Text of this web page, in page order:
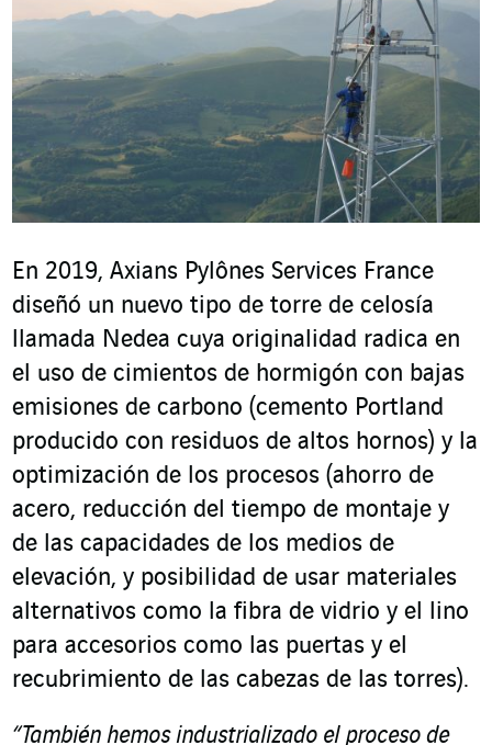
En 2019, Axians Pylônes Services France
diseñó un nuevo tipo de torre de celosía
llamada Nedea cuya originalidad radica en
el uso de cimientos de hormigón con bajas
emisiones de carbono (cemento Portland
producido con residuos de altos hornos) y la
optimización de los procesos (ahorro de
acero, reducción del tiempo de montaje y
de las capacidades de los medios de
elevación, y posibilidad de usar materiales
alternativos como la fibra de vidrio y el lino
para accesorios como las puertas y el
recubrimiento de las cabezas de las torres).
“También hemos industrializado el proceso de